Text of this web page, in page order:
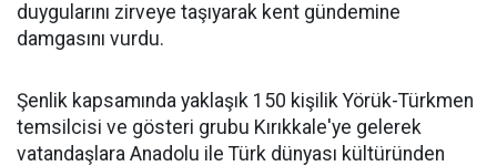
duygularını zirveye taşıyarak kent gündemine
damgasını vurdu.
Şenlik kapsamında yaklaşık 150 kişilik Yörük-Türkmen
temsilcisi ve gösteri grubu Kırıkkale'ye gelerek
vatandaşlara Anadolu ile Türk dünyası kültüründen